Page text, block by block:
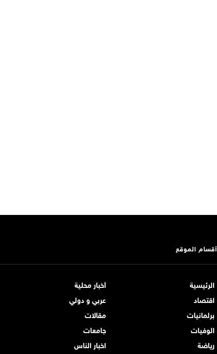
أقسام الموقع
الرئيسية
أخبار محلية
اقتصاد
عربي و دولي
برلمانيات
مقالات
الوفيات
جامعات
رياضة
اخبار الناس